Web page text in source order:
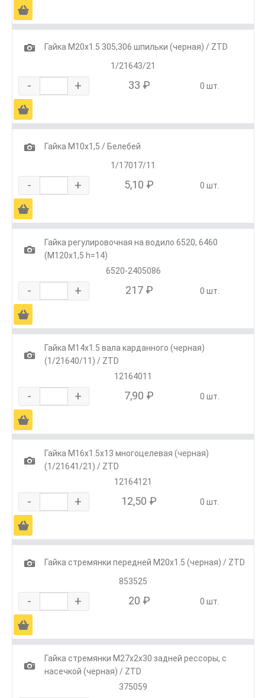
Ä
1
Гайка М20х1.5 305,306 шпильки (черная) / ZTD
1/21643/21
- + 33 ₽ 0 шт.
Ä
1
Гайка М10х1,5 / Белебей
1/17017/11
- + 5,10 ₽ 0 шт.
Ä
1
Гайка регулировочная на водило 6520, 6460
(М120х1,5 h=14)
6520-2405086
- + 217 ₽ 0 шт.
Ä
1
Гайка М14х1.5 вала карданного (черная)
(1/21640/11) / ZTD
12164011
- + 7,90 ₽ 0 шт.
Ä
1
Гайка М16х1.5х13 многоцелевая (черная)
(1/21641/21) / ZTD
12164121
- + 12,50 ₽ 0 шт.
Ä
1
Гайка стремянки передней М20х1.5 (черная) / ZTD
853525
- + 20 ₽ 0 шт.
Ä
1
Гайка стремянки М27х2х30 задней рессоры, с
насечкой (черная) / ZTD
375059